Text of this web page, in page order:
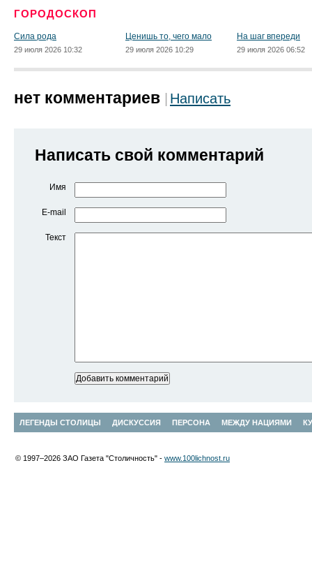
ГОРОДОСКОП
Сила рода
29 июля 2026 10:32
Ценишь то, чего мало
29 июля 2026 10:29
На шаг впереди
29 июля 2026 06:52
нет комментариев Написать
Написать свой комментарий
Имя
E-mail
Текст
ЛЕГЕНДЫ СТОЛИЦЫ ДИСКУССИЯ ПЕРСОНА МЕЖДУ НАЦИЯМИ
© 1997–2026 ЗАО Газета "Столичность" - www.100lichnost.ru